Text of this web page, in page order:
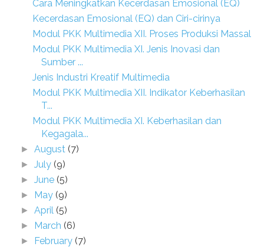
Cara Meningkatkan Kecerdasan Emosional (EQ)
Kecerdasan Emosional (EQ) dan Ciri-cirinya
Modul PKK Multimedia XII. Proses Produksi Massal
Modul PKK Multimedia XI. Jenis Inovasi dan
Sumber ...
Jenis Industri Kreatif Multimedia
Modul PKK Multimedia XII. Indikator Keberhasilan
T...
Modul PKK Multimedia XI. Keberhasilan dan
Kegagala...
►August (7)
►July (9)
►June (5)
► May (9)
►April (5)
► March (6)
► February (7)